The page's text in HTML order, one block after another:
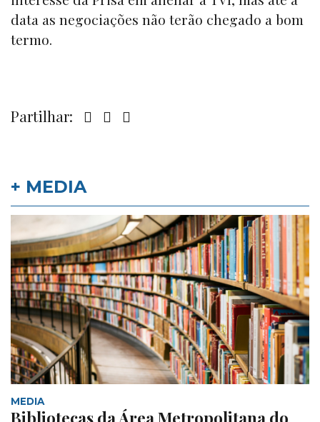
data as negociações não terão chegado a bom
termo.
Partilhar:
+ MEDIA
MEDIA
Bibliotecas da Área Metropolitana do